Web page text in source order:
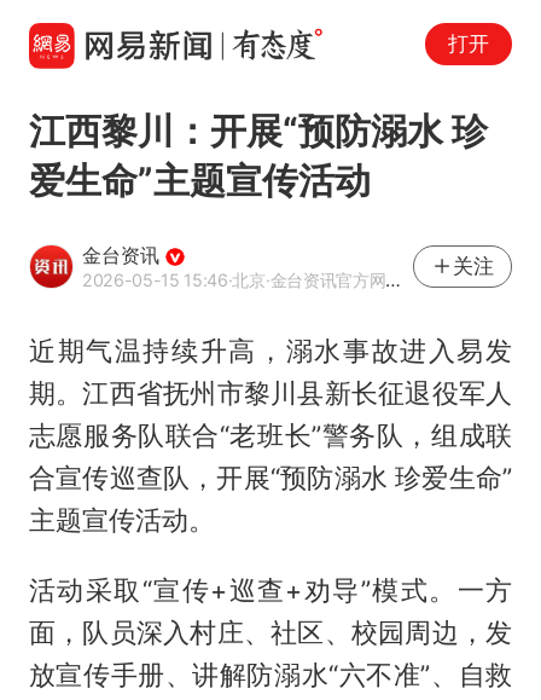
打开
江西黎川：开展“预防溺水 珍
爱生命”主题宣传活动
金台资讯
2026-05-15 15:46·北京·金台资讯官方网易号
关注
近期气温持续升高，溺水事故进入易发
期。江西省抚州市黎川县新长征退役军人
志愿服务队联合“老班长”警务队，组成联
合宣传巡查队，开展“预防溺水 珍爱生命”
主题宣传活动。
活动采取“宣传+巡查+劝导”模式。一方
面，队员深入村庄、社区、校园周边，发
放宣传手册、讲解防溺水“六不准”、自救